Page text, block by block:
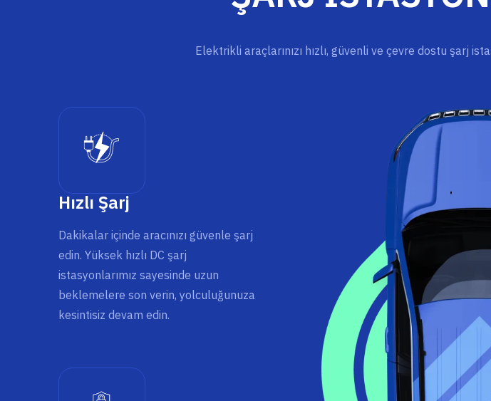
Elektrikli araçlarınızı hızlı, güvenli ve çevre dostu şarj
Hızlı Şarj
Dakikalar içinde aracınızı güvenle şarj
edin. Yüksek hızlı DC şarj
istasyonlarımız sayesinde uzun
beklemelere son verin, yolculuğunuza
kesintisiz devam edin.